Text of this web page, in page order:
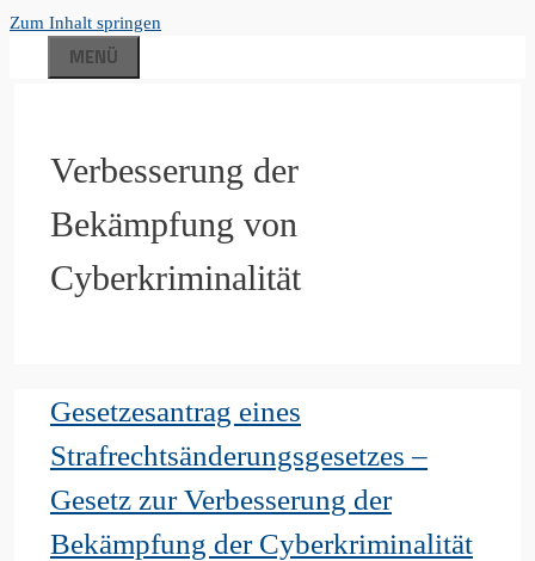
Zum Inhalt springen
MENÜ
Verbesserung der
Bekämpfung von
Cyberkriminalität
Gesetzesantrag eines
Strafrechtsänderungsgesetzes –
Gesetz zur Verbesserung der
Bekämpfung der Cyberkriminalität